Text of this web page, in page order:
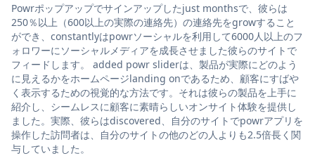
Powrポップアップでサインアップしたjust monthsで、彼らは
250％以上（600以上の実際の連絡先）の連絡先をgrowすること
ができ、constantlyはpowrソーシャルを利用して6000人以上のフ
ォロワーにソーシャルメディアを成長させました彼らのサイトで
フィードします。 added powr sliderは、製品が実際にどのよう
に見えるかをホームページlanding onであるため、顧客にすばや
く表示するための視覚的な方法です。それは彼らの製品を上手に
紹介し、シームレスに顧客に素晴らしいオンサイト体験を提供し
ました。実際、彼らはdiscovered、自分のサイトでpowrアプリを
操作した訪問者は、自分のサイトの他のどの人よりも2.5倍長く関
与していました。